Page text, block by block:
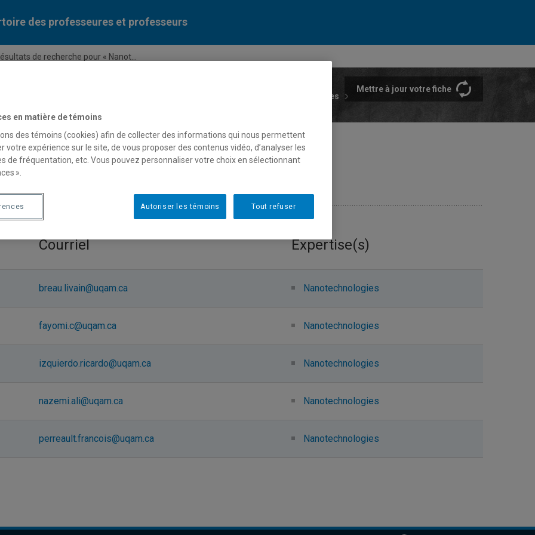
des professeures et professeurs
de recherche pour « Nanot...
Liste des professeures et professeurs par départements et écoles
Mettre à jour votre fiche
« Nanotechnologies »
Courriel Expertise(s)
breau.livain@uqam.ca Nanotechnologies
fayomi.c@uqam.ca Nanotechnologies
izquierdo.ricardo@uqam.ca Nanotechnologies
nazemi.ali@uqam.ca Nanotechnologies
perreault.francois@uqam.ca Nanotechnologies
en matière de témoins
des témoins (cookies) afin de collecter des informations qui nous permettent
votre expérience sur le site, de vous proposer des contenus vidéo, d’analyser les
de fréquentation, etc. Vous pouvez personnaliser votre choix en sélectionnant
».
Tout refuser
Autoriser les témoins